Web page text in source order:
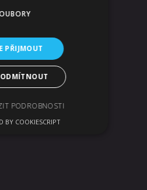
PŘIJMOUT
PODROBNOSTI
BY COOKIESCRIPT